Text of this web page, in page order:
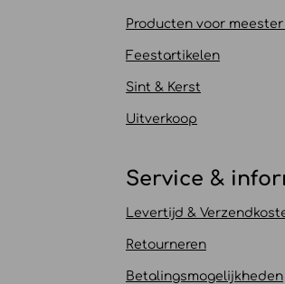
Producten voor
Feestartikelen
Sint & Kerst
Uitverkoop
Service &
Levertijd &
Retourneren
Betalingsmogelijkheden